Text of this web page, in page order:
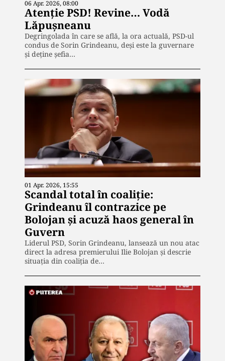
06 Apr. 2026, 08:00
Atenție PSD! Revine… Vodă
Lăpușneanu
Degringolada în care se află, la ora actuală, PSD-ul
condus de Sorin Grindeanu, deși este la guvernare
și deține șefia…
01 Apr. 2026, 15:55
Scandal total în coaliție:
Grindeanu îl contrazice pe
Bolojan și acuză haos general în
Guvern
Liderul PSD, Sorin Grindeanu, lansează un nou atac
direct la adresa premierului Ilie Bolojan și descrie
situația din coaliția de…